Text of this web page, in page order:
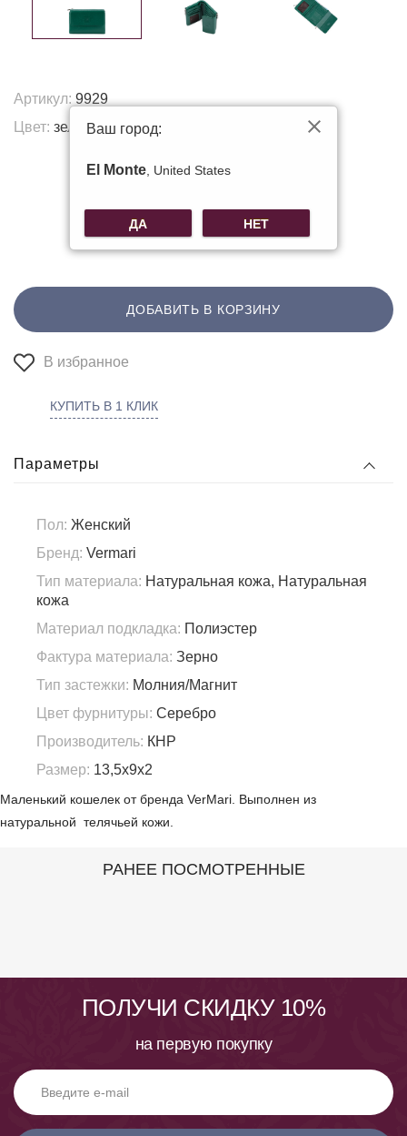
Артикул: 9929
Цвет: зеленый
ДОБАВИТЬ В КОРЗИНУ
В избранное
КУПИТЬ В 1 КЛИК
Параметры
Пол: Женский
Бренд: Vermari
Тип материала: Натуральная кожа, Натуральная
кожа
Материал подкладка: Полиэстер
Фактура материала: Зерно
Тип застежки: Молния/Магнит
Цвет фурнитуры: Серебро
Производитель: КНР
Размер: 13,5х9х2
Маленький кошелек от бренда VerMari. Выполнен из
натуральной телячьей кожи.
РАНЕЕ ПОСМОТРЕННЫЕ
ПОЛУЧИ СКИДКУ 10%
на первую покупку
Ваш город:
El Monte , United States
ДА НЕТ